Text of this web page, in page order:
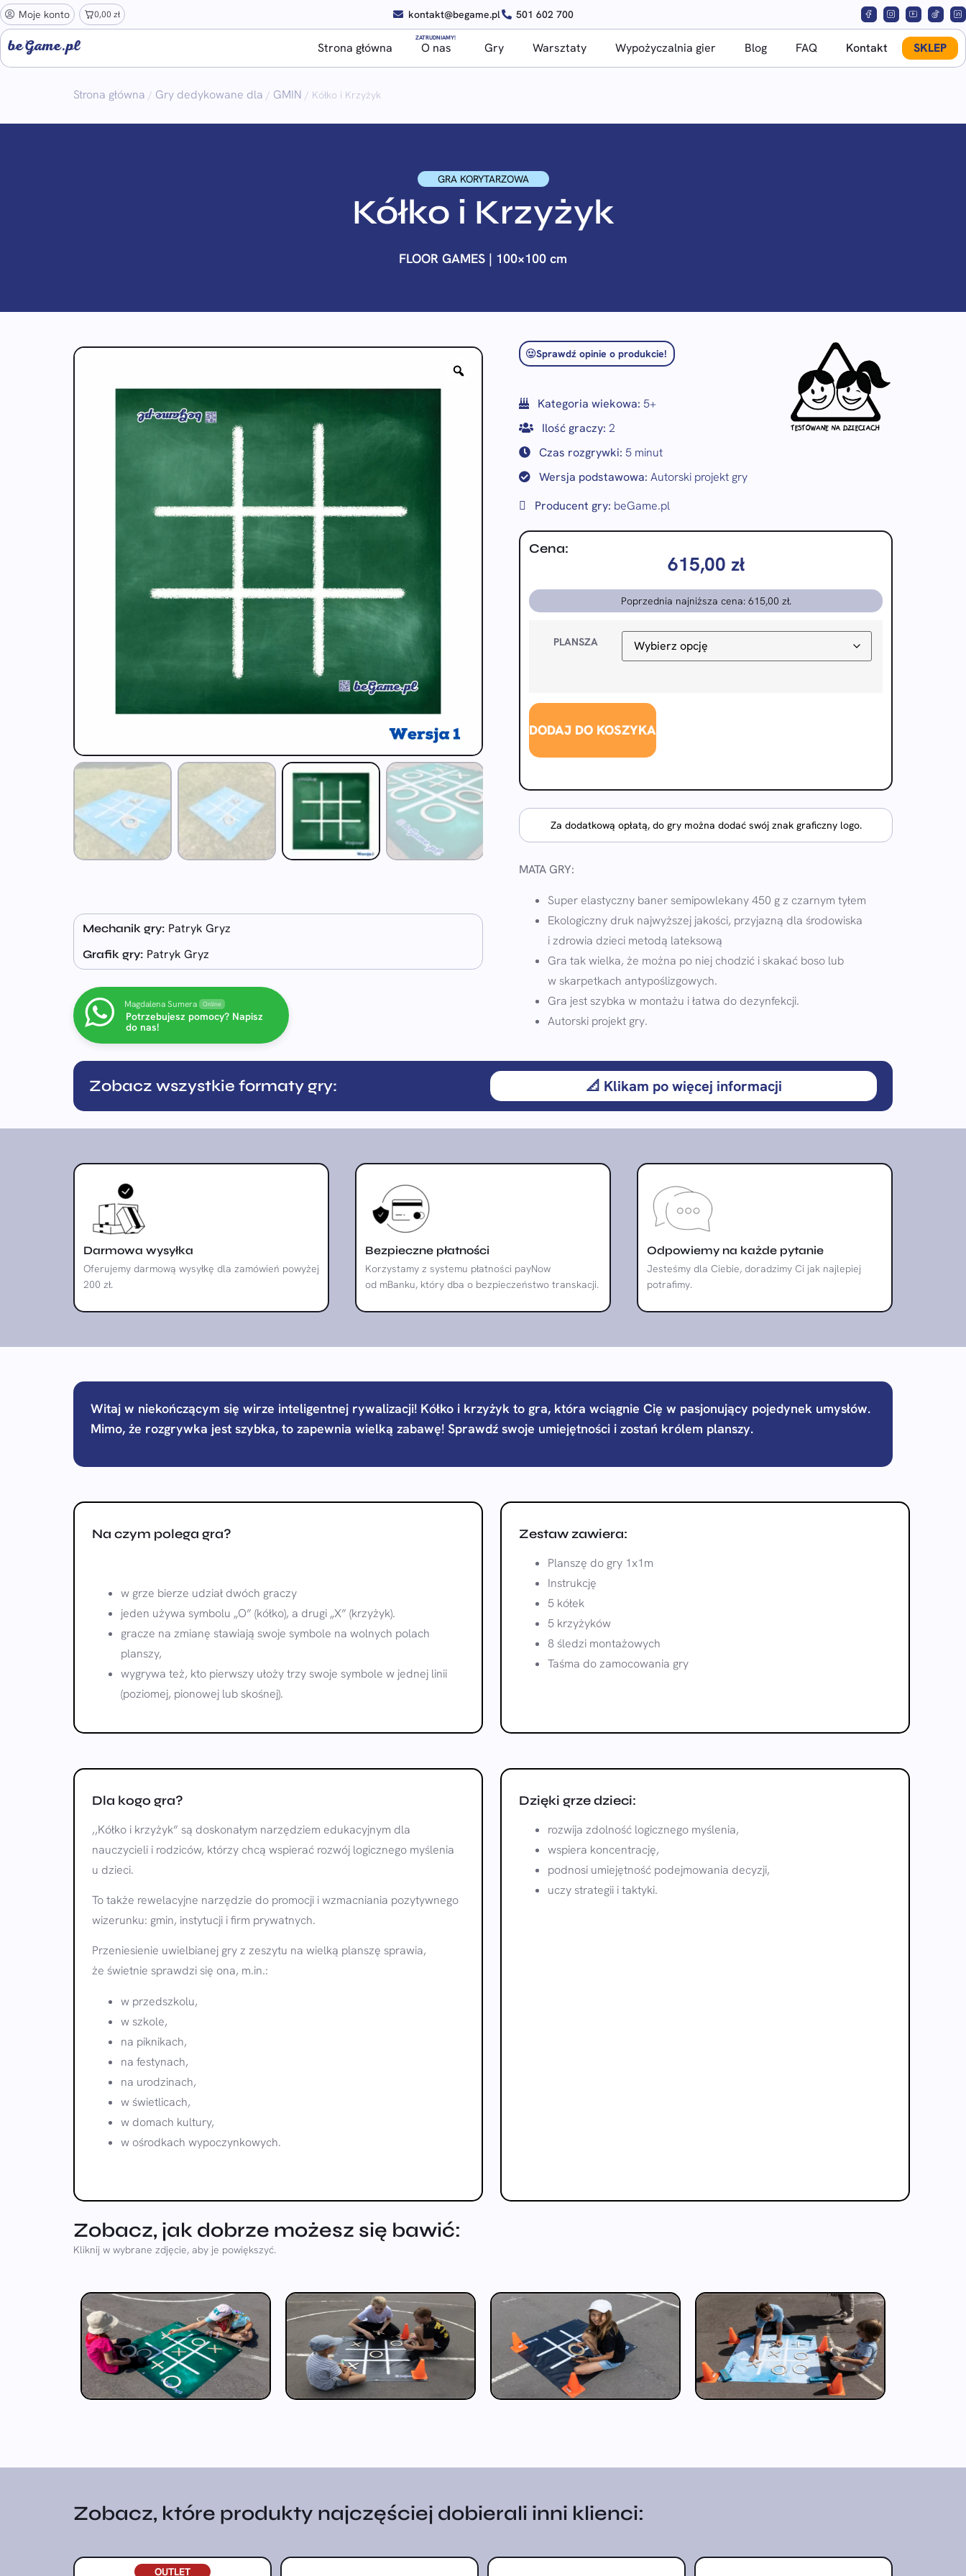
Moje konto 0,00 zł kontakt@begame.pl 501 602 700
beGame.pl Strona główna O nas
ZATRUDNIAMY!
Gry Warsztaty Wypożyczalnia gier Blog FAQ Kontakt SKLEP
Strona główna / Gry dedykowane dla / GMIN / Kółko i Krzyżyk
GRA KORYTARZOWA
Kółko i Krzyżyk
FLOOR GAMES | 100×100 cm
Mechanik gry: Patryk Gryz
Grafik gry: Patryk Gryz
Magdalena Sumera Online
Potrzebujesz pomocy? Napisz
do nas!
Sprawdź opinie o produkcie!
Kategoria wiekowa: 5+
Ilość graczy: 2
Czas rozgrywki: 5 minut
Wersja podstawowa: Autorski projekt gry
Producent gry: beGame.pl
Cena:
615,00 zł
Poprzednia najniższa cena: 615,00 zł.
PLANSZA
DODAJ DO KOSZYKA
Za dodatkową opłatą, do gry można dodać swój znak graficzny logo.
MATA GRY:
Super elastyczny baner semipowlekany 450 g z czarnym tyłem
Ekologiczny druk najwyższej jakości, przyjazną dla środowiska
i zdrowia dzieci metodą lateksową
Gra tak wielka, że można po niej chodzić i skakać boso lub
w skarpetkach antypoślizgowych.
Gra jest szybka w montażu i łatwa do dezynfekcji.
Autorski projekt gry.
Zobacz wszystkie formaty gry: 📐 Klikam po więcej informacji
Darmowa wysyłka
Oferujemy darmową wysyłkę dla zamówień powyżej
200 zł.
Bezpieczne płatności
Korzystamy z systemu płatności payNow
od mBanku, który dba o bezpieczeństwo transkacji.
Odpowiemy na każde pytanie
Jesteśmy dla Ciebie, doradzimy Ci jak najlepiej
potrafimy.
Witaj w niekończącym się wirze inteligentnej rywalizacji! Kółko i krzyżyk to gra, która wciągnie Cię w pasjonujący pojedynek umysłów.
Mimo, że rozgrywka jest szybka, to zapewnia wielką zabawę! Sprawdź swoje umiejętności i zostań królem planszy.
Na czym polega gra?
w grze bierze udział dwóch graczy
jeden używa symbolu „O” (kółko), a drugi „X” (krzyżyk).
gracze na zmianę stawiają swoje symbole na wolnych polach
planszy,
wygrywa też, kto pierwszy ułoży trzy swoje symbole w jednej linii
(poziomej, pionowej lub skośnej).
Zestaw zawiera:
Planszę do gry 1x1m
Instrukcję
5 kółek
5 krzyżyków
8 śledzi montażowych
Taśma do zamocowania gry
Dla kogo gra?
,,Kółko i krzyżyk” są doskonałym narzędziem edukacyjnym dla
nauczycieli i rodziców, którzy chcą wspierać rozwój logicznego myślenia
u dzieci.
To także rewelacyjne narzędzie do promocji i wzmacniania pozytywnego
wizerunku: gmin, instytucji i firm prywatnych.
Przeniesienie uwielbianej gry z zeszytu na wielką planszę sprawia,
że świetnie sprawdzi się ona, m.in.:
w przedszkolu,
w szkole,
na piknikach,
na festynach,
na urodzinach,
w świetlicach,
w domach kultury,
w ośrodkach wypoczynkowych.
Dzięki grze dzieci:
rozwija zdolność logicznego myślenia,
wspiera koncentrację,
podnosi umiejętność podejmowania decyzji,
uczy strategii i taktyki.
Zobacz, jak dobrze możesz się bawić:
Kliknij w wybrane zdjęcie, aby je powiększyć.
Zobacz, które produkty najczęściej dobierali inni klienci:
OUTLET